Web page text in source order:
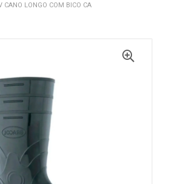
CANO LONGO COM BICO CA